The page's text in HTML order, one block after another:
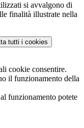
si avvalgono di
finalità illustrate nella
tutti i cookies
cookie consentire.
il funzionamento della
funzionamento potete